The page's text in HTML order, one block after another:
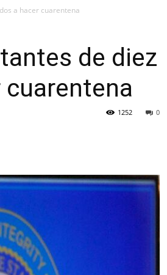
a hacer cuarentena
de diez
0
1252